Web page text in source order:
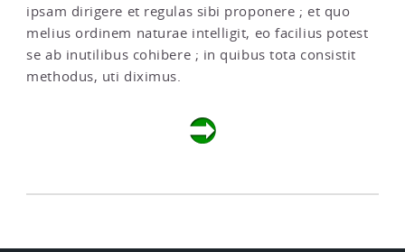
ipsam dirigere et regulas sibi proponere ; et quo
melius ordinem naturae intelligit, eo facilius potest
se ab inutilibus cohibere ; in quibus tota consistit
methodus, uti diximus.